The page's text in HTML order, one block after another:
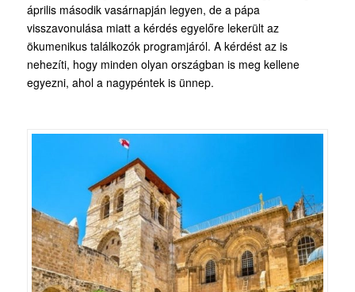
április második vasárnapján legyen, de a pápa
visszavonulása miatt a kérdés egyelőre lekerült az
ökumenikus találkozók programjáról. A kérdést az is
nehezíti, hogy minden olyan országban is meg kellene
egyezni, ahol a nagypéntek is ünnep.